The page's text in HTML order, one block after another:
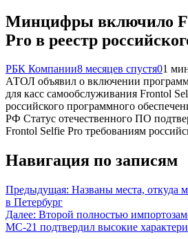
Минцифры включило
Pro в реестр
РБК Компании8 месяцев спустя01
АТОЛ объявил о включении
для касс самообслуживания Frontol
российского программного
РФ Статус отечественного ПО
Frontol Selfie Pro требованиям
Навигация по записям
Предыдущая: Названы места, откуда
в Петербург
Далее: Второй полностью
МС-21 подтвердил высокие